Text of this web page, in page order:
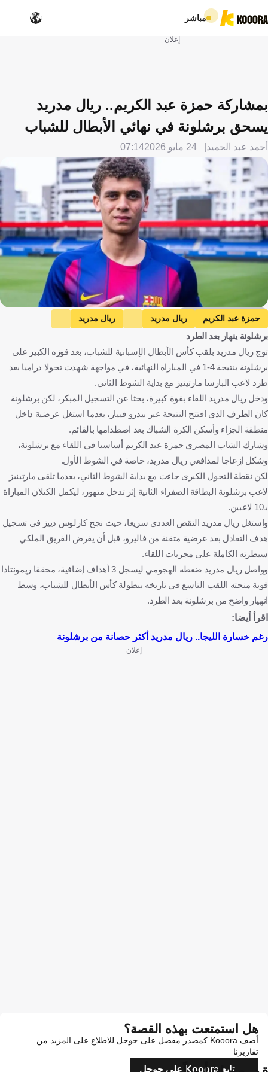
مباشر
إعلان
بمشاركة حمزة عبد الكريم.. ريال مدريد
يسحق برشلونة في نهائي الأبطال للشباب
أحمد عبد الحميد 24 مايو 2026 07:14
https://www.sport.es/es/
حمزة عبد الكريم ريال مدريد
ريال مدريد
برشلونة
مصر
برشلونة ينهار بعد الطرد
توج ريال مدريد بلقب كأس الأبطال الإسبانية للشباب، بعد فوزه الكبير على
برشلونة بنتيجة 4-1 في المباراة النهائية، في مواجهة شهدت تحولا دراميا بعد
طرد لاعب البارسا مارتينيز مع بداية الشوط الثاني.
ودخل ريال مدريد اللقاء بقوة كبيرة، بحثا عن التسجيل المبكر، لكن برشلونة
كان الطرف الذي افتتح النتيجة عبر بيدرو فييار، بعدما استغل عرضية داخل
منطقة الجزاء وأسكن الكرة الشباك بعد اصطدامها بالقائم.
وشارك الشاب المصري حمزة عبد الكريم أساسيا في اللقاء مع برشلونة،
وشكل إزعاجا لمدافعي ريال مدريد، خاصة في الشوط الأول.
لكن نقطة التحول الكبرى جاءت مع بداية الشوط الثاني، بعدما تلقى مارتبنبز
لاعب برشلونة البطاقة الصفراء الثانية إثر تدخل متهور، ليكمل الكتلان المباراة
بـ10 لاعبين.
واستغل ريال مدريد النقص العددي سريعا، حيث نجح كارلوس دييز في تسجيل
هدف التعادل بعد عرضية متقنة من فاليرو، قبل أن يفرض الفريق الملكي
سيطرته الكاملة على مجريات اللقاء.
وواصل ريال مدريد ضغطه الهجومي ليسجل 3 أهداف إضافية، محققا ريمونتادا
قوية منحته اللقب التاسع في تاريخه ببطولة كأس الأبطال للشباب، وسط
انهيار واضح من برشلونة بعد الطرد.
اقرأ أيضا:
رغم خسارة الليجا.. ريال مدريد أكثر حصانة من برشلونة
إعلان
هل استمتعت بهذه القصة؟
أضف Kooora كمصدر مفضل على جوجل للاطلاع على المزيد من
تقاريرنا
تابع Kooora على جوجل